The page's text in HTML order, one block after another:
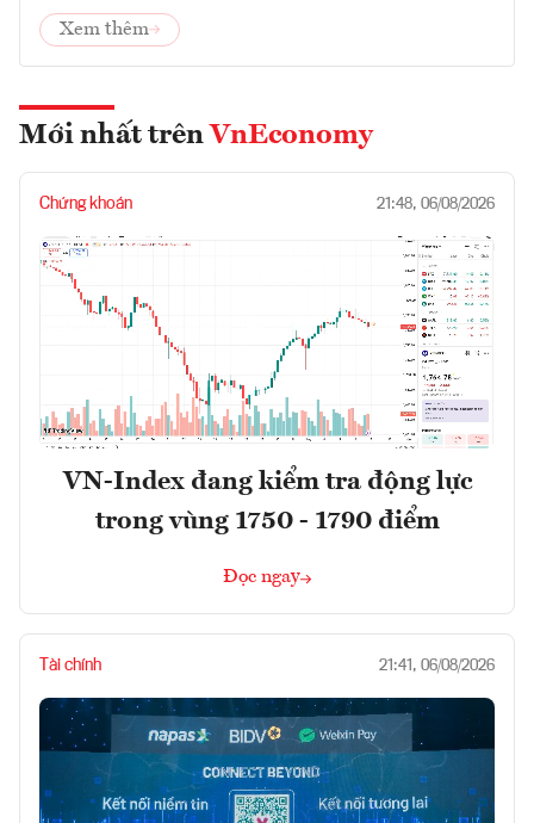
Xem thêm
Mới nhất trên VnEconomy
Chứng khoán 21:48, 06/08/2026
VN-Index đang kiểm tra động lực
trong vùng 1750 - 1790 điểm
Đọc ngay
Tài chính 21:41, 06/08/2026